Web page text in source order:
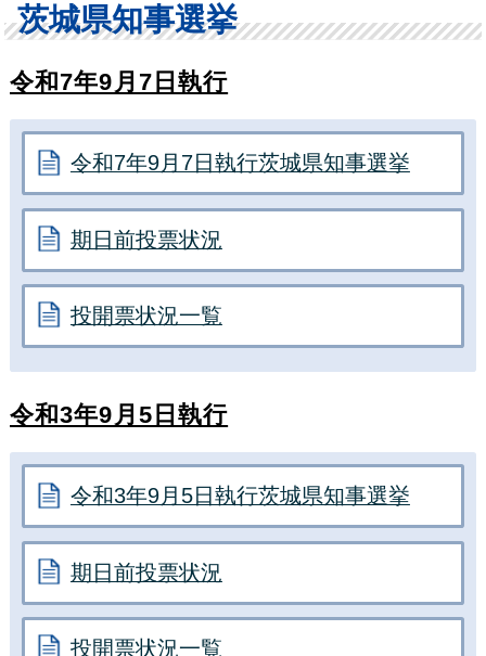
茨城県知事選挙
令和7年9月7日執行
令和7年9月7日執行茨城県知事選挙
期日前投票状況
投開票状況一覧
令和3年9月5日執行
令和3年9月5日執行茨城県知事選挙
期日前投票状況
投開票状況一覧